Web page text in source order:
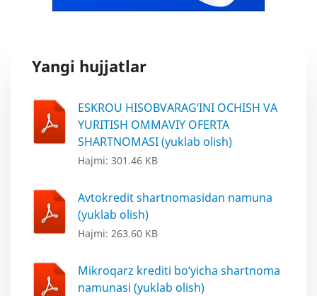
Yangi hujjatlar
ESKROU HISOBVARAG‘INI OCHISH VA
YURITISH OMMAVIY OFERTA
SHARTNOMASI (yuklab olish)
Hajmi: 301.46 KB
Avtokredit shartnomasidan namuna
(yuklab olish)
Hajmi: 263.60 KB
Mikroqarz krediti bo‘yicha shartnoma
namunasi (yuklab olish)